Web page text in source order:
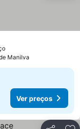
Ver preços
Manilva
Ver preços